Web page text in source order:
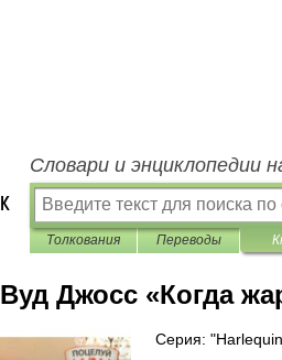
Словари и энциклопедии
Толкования Переводы
Вуд Джосс «Когда
Серия: